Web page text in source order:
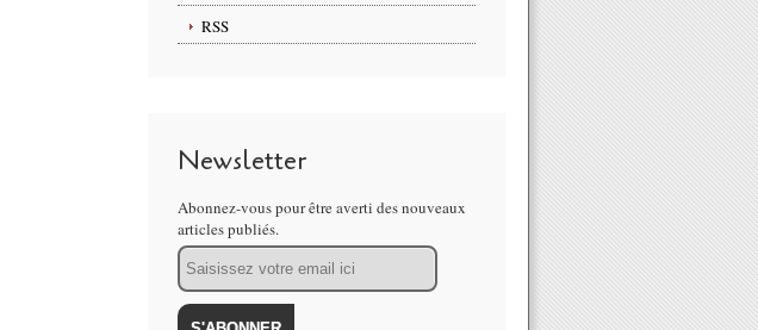
RSS
Newsletter
Abonnez-vous pour être averti des nouveaux
articles publiés.
Email